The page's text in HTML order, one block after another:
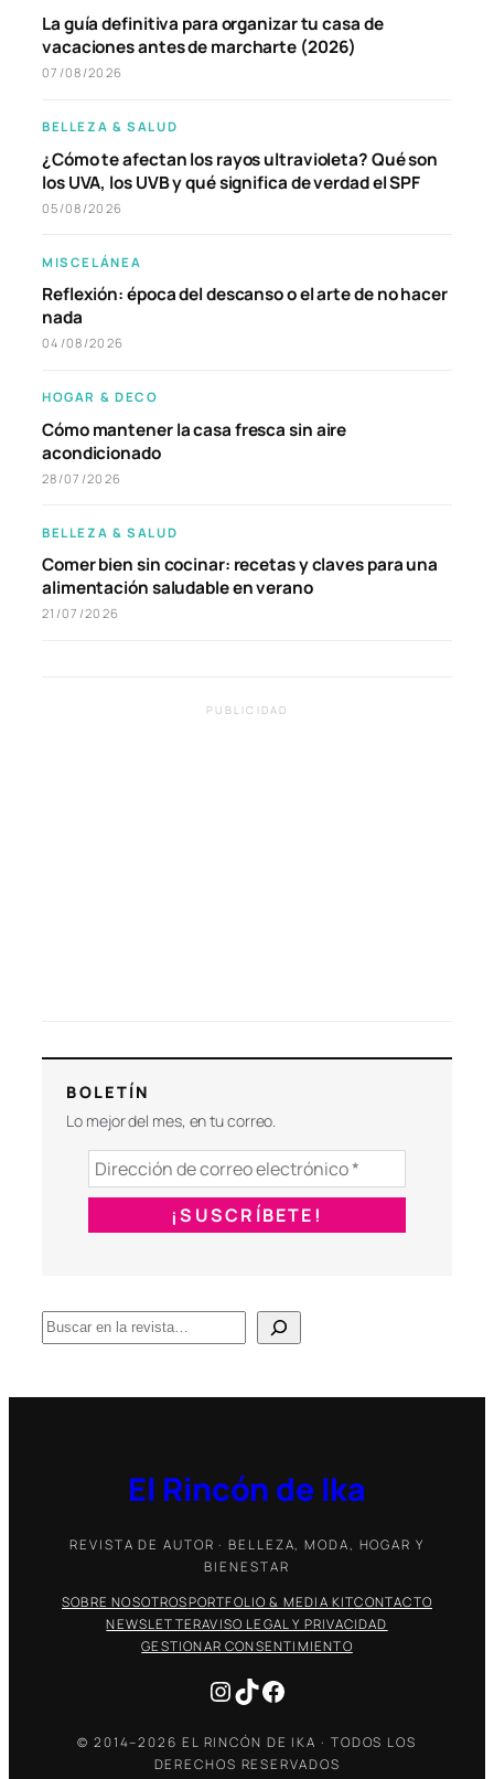
La guía definitiva para organizar tu casa de
vacaciones antes de marcharte (2026)
07/08/2026
BELLEZA & SALUD
¿Cómo te afectan los rayos ultravioleta? Qué son
los UVA, los UVB y qué significa de verdad el SPF
05/08/2026
MISCELÁNEA
Reflexión: época del descanso o el arte de no hacer
nada
04/08/2026
HOGAR & DECO
Cómo mantener la casa fresca sin aire
acondicionado
28/07/2026
BELLEZA & SALUD
Comer bien sin cocinar: recetas y claves para una
alimentación saludable en verano
21/07/2026
PUBLICIDAD
BOLETÍN
Lo mejor del mes, en tu correo.
B
u
c
El Rincón de Ika
REVISTA DE AUTOR · BELLEZA, MODA, HOGAR Y
BIENESTAR
SOBRE NOSOTROSPORTFOLIO & MEDIA KITCONTACTO
NEWSLETTERAVISO LEGAL Y PRIVACIDAD
GESTIONAR CONSENTIMIENTO
Instagram
TikTokFacebook
© 2014–2026 EL RINCÓN DE IKA · TODOS LOS
DERECHOS RESERVADOS